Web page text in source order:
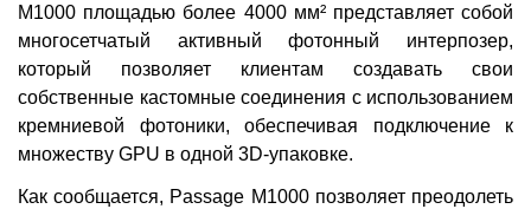
M1000 площадью более 4000 мм² представляет собой
многосетчатый активный фотонный интерпозер,
который позволяет клиентам создавать свои
собственные кастомные соединения с использованием
кремниевой фотоники, обеспечивая подключение к
множеству GPU в одной 3D-упаковке.
Как сообщается, Passage M1000 позволяет преодолеть